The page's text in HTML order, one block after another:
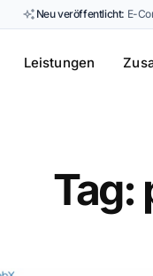
Neu veröffentlicht: E-
Leistungen
Tag: